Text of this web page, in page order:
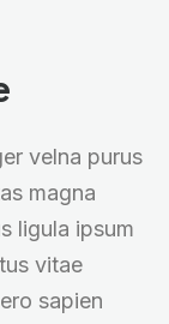
velna purus
magna
ligula ipsum
vitae
sapien